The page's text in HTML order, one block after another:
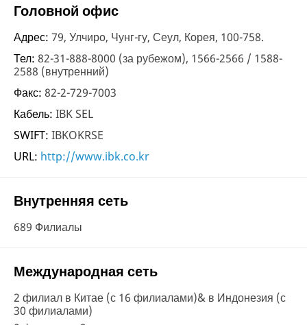
Головной офис
Адрес: 79, Улчиро, Чунг-гу, Сеул, Корея, 100-758.
Тел: 82-31-888-8000 (за рубежом), 1566-2566 / 1588-
2588 (внутренний)
Факс: 82-2-729-7003
Кабель: IBK SEL
SWIFT: IBKOKRSE
URL: http://www.ibk.co.kr
Внутренняя сеть
689 Филиалы
Международная сеть
2 филиал в Китае (с 16 филиалами)& в Индонезия (с
30 филиалами)